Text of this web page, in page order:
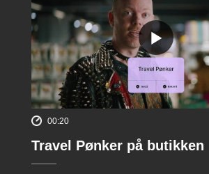
00:20
Travel Pønker på butikken